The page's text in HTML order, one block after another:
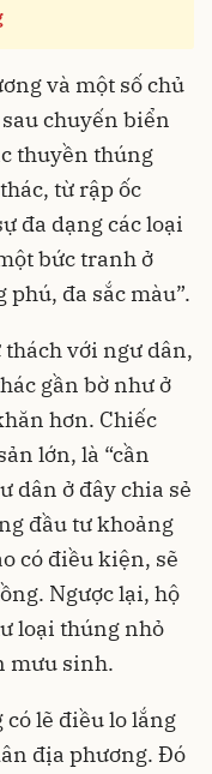
và một số chủ
chuyến biển
thuyền thúng
từ rập ốc
đa dạng các loại
bức tranh ở
đa sắc màu”.
với ngư dân,
gần bờ như ở
hơn. Chiếc
lớn, là “cần
dân ở đây chia sẻ
đầu tư khoảng
có điều kiện, sẽ
Ngược lại, hộ
loại thúng nhỏ
mưu sinh.
lẽ điều lo lắng
địa phương. Đó